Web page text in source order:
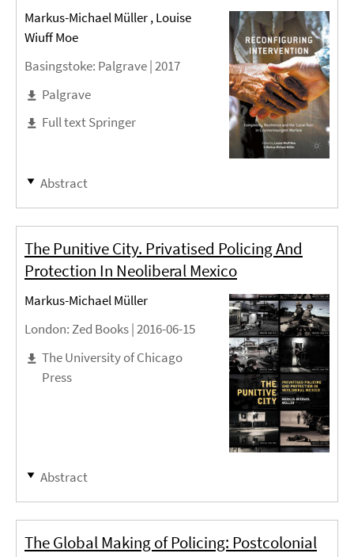
Markus-Michael Müller , Louise
Wiuff Moe
Basingstoke: Palgrave |2017
Palgrave
Full text Springer
Abstract
The Punitive City. Privatised Policing And
Protection In Neoliberal Mexico
Markus-Michael Müller
London: Zed Books |2016-06-15
The University of Chicago
Press
Abstract
The Global Making of Policing: Postcolonial